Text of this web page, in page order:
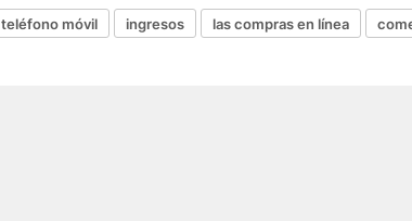
teléfono móvil ingresos las compras en línea